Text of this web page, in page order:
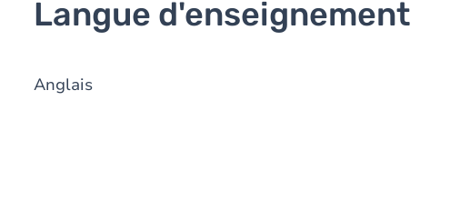
Langue d'enseignement
Anglais